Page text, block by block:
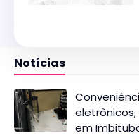
Notícias
em